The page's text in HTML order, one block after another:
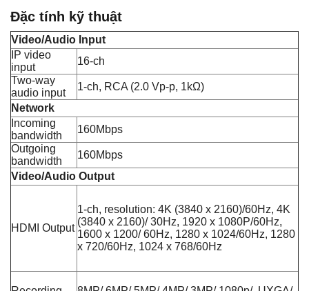
Đặc tính kỹ thuật
Video/Audio Input
IP video
input
16-ch
Two-way
audio input
1-ch, RCA (2.0 Vp-p, 1kΩ)
Network
Incoming
bandwidth
160Mbps
Outgoing
bandwidth
160Mbps
Video/Audio Output
HDMI Output
1-ch, resolution: 4K (3840 x 2160)/60Hz, 4K
(3840 x 2160)/ 30Hz, 1920 x 1080P/60Hz,
1600 x 1200/ 60Hz, 1280 x 1024/60Hz, 1280
x 720/60Hz, 1024 x 768/60Hz